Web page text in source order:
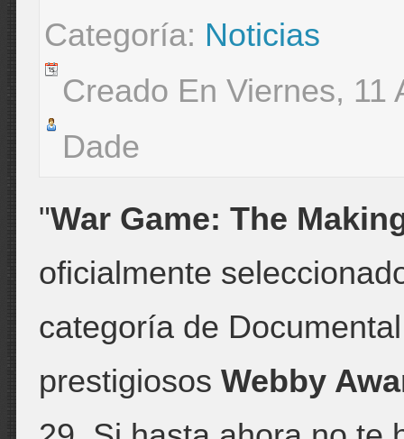
Categoría: Noticias
Creado En Viernes, 11
Dade
"War Game: The
oficialmente
categoría de
prestigiosos Webby